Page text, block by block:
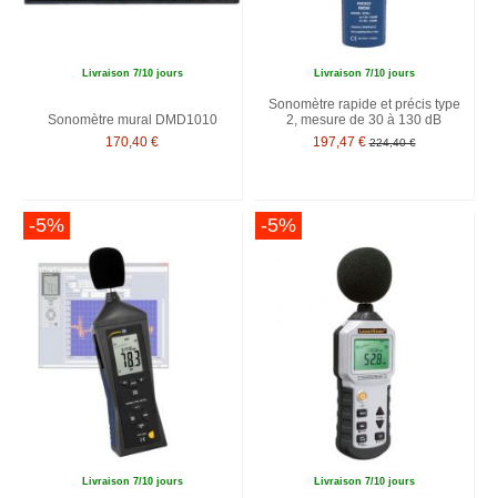
Livraison 7/10 jours
Sonomètre mural DMD1010
170,40 €
Livraison 7/10 jours
Sonomètre rapide et précis type
2, mesure de 30 à 130 dB
197,47 € 224,40 €
-5%
Livraison 7/10 jours
-5%
Livraison 7/10 jours